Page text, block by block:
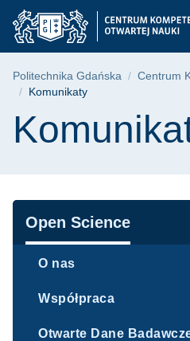
Przejdź
do
menu
Przejdź
do
wyszukiwarki
Przejdź
do
treści
Ścieżka
Politechnika Gdańska
Centrum
Komunikaty
Treść strony
Nawigacja
Open Science
O nas
Współpraca
Otwarte Dane